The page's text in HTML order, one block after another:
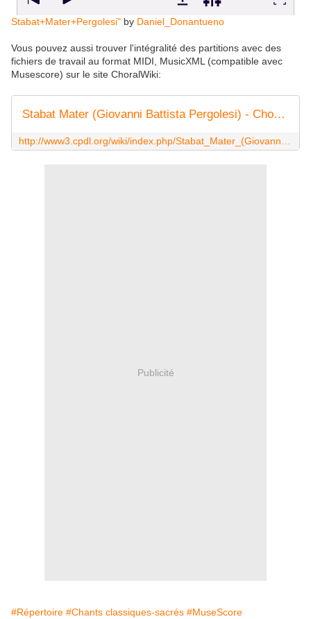
Stabat+Mater+Pergolesi" by Daniel_Donantueno
Vous pouvez aussi trouver l'intégralité des partitions avec des
fichiers de travail au format MIDI, MusicXML (compatible avec
Musescore) sur le site ChoralWiki:
Stabat Mater (Giovanni Battista Pergolesi) - ChoralWiki
Publicité
#Répertoire #Chants classiques-sacrés #MuseScore